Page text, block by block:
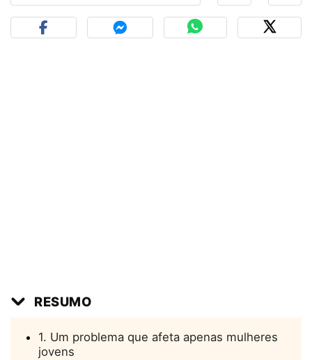
RESUMO
1. Um problema que afeta apenas mulheres
jovens